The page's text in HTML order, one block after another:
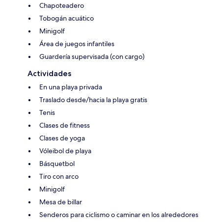
Chapoteadero
Tobogán acuático
Minigolf
Área de juegos infantiles
Guardería supervisada (con cargo)
Actividades
En una playa privada
Traslado desde/hacia la playa gratis
Tenis
Clases de fitness
Clases de yoga
Vóleibol de playa
Básquetbol
Tiro con arco
Minigolf
Mesa de billar
Senderos para ciclismo o caminar en los alrededores